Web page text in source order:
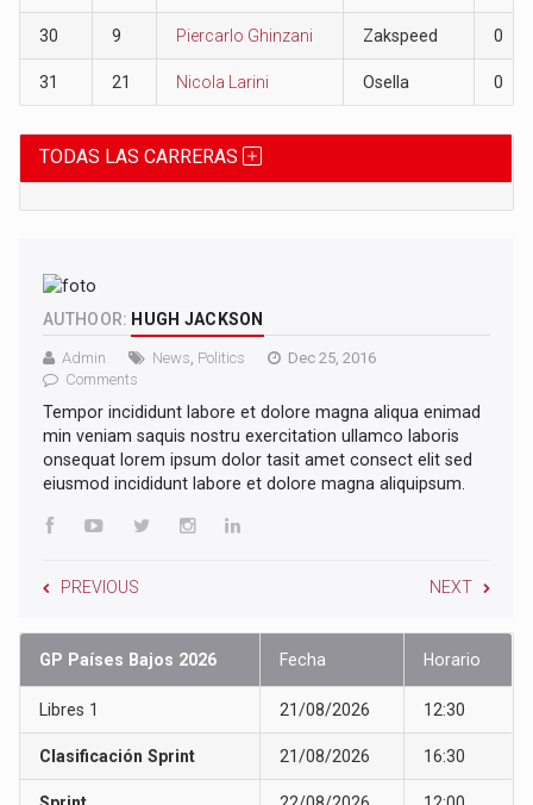
30 9 Piercarlo Ghinzani Zakspeed 0
31 21 Nicola Larini Osella 0
TODAS LAS CARRERAS
AUTHOOR: HUGH JACKSON
Admin News Politics
Dec 25, 2016
Comments
Tempor incididunt labore et dolore magna aliqua enimad
min veniam saquis nostru exercitation ullamco laboris
onsequat lorem ipsum dolor tasit amet consect elit sed
eiusmod incididunt labore et dolore magna aliquipsum.
PREVIOUS NEXT
GP Países Bajos 2026 Fecha Horario
Libres 1 21/08/2026 12:30
Clasificación Sprint 21/08/2026 16:30